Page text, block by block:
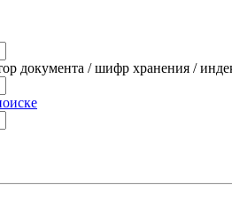
документа / шифр хранения /